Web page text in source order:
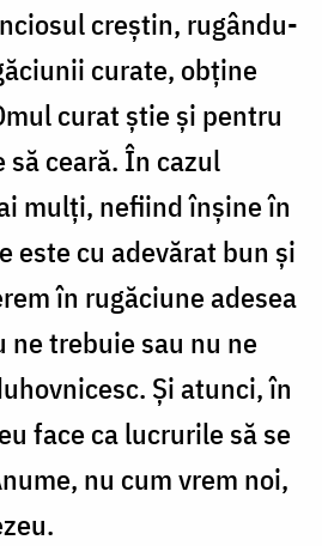
creștin, rugându-
curate, obține
curat știe și pentru
să ceară. În cazul
mulți, nefiind înșine în
este cu adevărat bun și
în rugăciune adesea
ne trebuie sau nu ne
Și atunci, în
face ca lucrurile să se
nu cum vrem noi,